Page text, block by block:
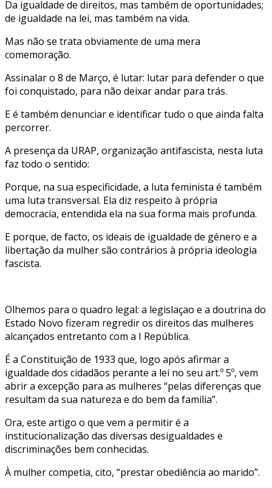
Da igualdade de direitos, mas também de oportunidades;
de igualdade na lei, mas também na vida.
Mas não se trata obviamente de uma mera
comemoração.
Assinalar o 8 de Março, é lutar: lutar para defender o que
foi conquistado, para não deixar andar para trás.
E é também denunciar e identificar tudo o que ainda falta
percorrer.
A presença da URAP, organização antifascista, nesta luta
faz todo o sentido:
Porque, na sua especificidade, a luta feminista é também
uma luta transversal. Ela diz respeito à própria
democracia, entendida ela na sua forma mais profunda.
E porque, de facto, os ideais de igualdade de género e a
libertação da mulher são contrários à própria ideologia
fascista.
Olhemos para o quadro legal: a legislaçao e a doutrina do
Estado Novo fizeram regredir os direitos das mulheres
alcançados entretanto com a I República.
É a Constituição de 1933 que, logo após afirmar a
igualdade dos cidadãos perante a lei no seu art.º 5º, vem
abrir a excepção para as mulheres “pelas diferenças que
resultam da sua natureza e do bem da família”.
Ora, este artigo o que vem a permitir é a
institucionalização das diversas desigualdades e
discriminações bem conhecidas.
À mulher competia, cito, “prestar obediência ao marido”.